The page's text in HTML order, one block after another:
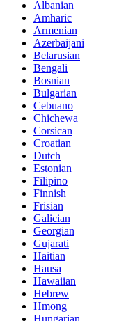
Albanian
Amharic
Armenian
Azerbaijani
Belarusian
Bengali
Bosnian
Bulgarian
Cebuano
Chichewa
Corsican
Croatian
Dutch
Estonian
Filipino
Finnish
Frisian
Galician
Georgian
Gujarati
Haitian
Hausa
Hawaiian
Hebrew
Hmong